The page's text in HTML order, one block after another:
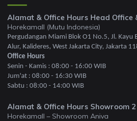
Alamat & Office Hours Head Office
Horekamall (Mutu Indonesia)
Pergudangan Miami Blok O1 No.5, Jl. Kayu
Alur, Kalideres, West Jakarta City, Jakarta
Office Hours
Senin - Kamis : 08:00 - 16:00 WIB
Jum'at : 08:00 - 16:30 WIB
Sabtu : 08:00 - 14:00 WIB
Alamat & Office Hours Showroom 2
Horekamall – Showroom Aniva